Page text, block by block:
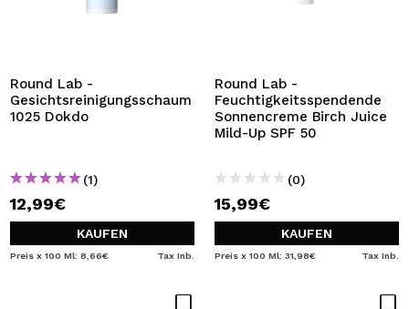
Round Lab -
Gesichtsreinigungsschaum
1025 Dokdo
(1)
12,99€
KAUFEN
Preis x 100 Ml: 8,66€ Tax Inb.
Round Lab -
Feuchtigkeitsspendende
Sonnencreme Birch Juice
Mild-Up SPF 50
(0)
15,99€
KAUFEN
Preis x 100 Ml: 31,98€ Tax Inb.